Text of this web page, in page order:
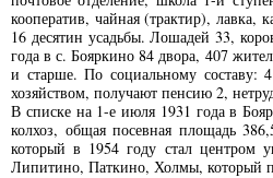
кооператив, чайная (трактир), лавка,
16 десятин усадьбы. Лошадей 33,
года в с. Бояркино 84 двора, 407
и старше. По социальному составу:
хозяйством, получают пенсию 2,
В списке на 1-е июля 1931 года в
колхоз, общая посевная площадь
который в 1954 году стал центром
Липитино, Паткино, Холмы, который